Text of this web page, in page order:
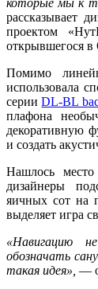
рассказывает
проектом
открывшегося в
Помимо
использовала
серииDL-BL
плафона
декоративную
и создать
Нашлось
дизайнеры
яичных сот на
выделяет игра
«Навигацию
обозначать
такая идея», —